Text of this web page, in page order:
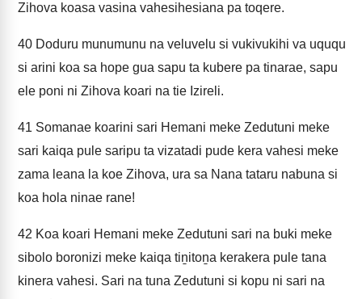
Zihova koasa vasina vahesihesiana pa toqere.
40 Doduru munumunu na veluvelu si vukivukihi va uququ
si arini koa sa hope gua sapu ta kubere pa tinarae, sapu
ele poni ni Zihova koari na tie Izireli.
41 Somanae koarini sari Hemani meke Zedutuni meke
sari kaiqa pule saripu ta vizatadi pude kera vahesi meke
zama leana la koe Zihova, ura sa Nana tataru nabuna si
koa hola ninae rane!
42 Koa koari Hemani meke Zedutuni sari na buki meke
sibolo boronizi meke kaiqa tiṉitoṉa kerakera pule tana
kinera vahesi. Sari na tuna Zedutuni si kopu ni sari na